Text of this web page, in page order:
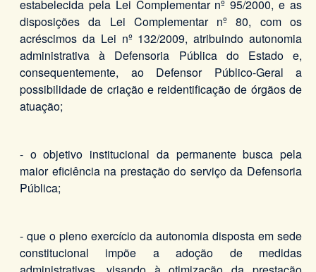
estabelecida pela Lei Complementar nº 95/2000, e as
disposições da Lei Complementar nº 80, com os
acréscimos da Lei nº 132/2009, atribuindo autonomia
administrativa à Defensoria Pública do Estado e,
consequentemente, ao Defensor Público-Geral a
possibilidade de criação e reidentificação de órgãos de
atuação;
- o objetivo institucional da permanente busca pela
maior eficiência na prestação do serviço da Defensoria
Pública;
- que o pleno exercício da autonomia disposta em sede
constitucional impõe a adoção de medidas